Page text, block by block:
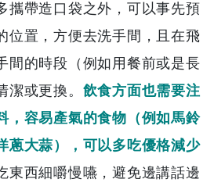
攜帶造口袋之外，可以事先預
位置，方便去洗手間，且在飛
間的時段（例如用餐前或是長
潔或更換。 飲食方面也需要注
，容易產氣的食物（例如馬鈴
蔥大蒜），可以多吃優格減少
東西細嚼慢嚥，避免邊講話邊